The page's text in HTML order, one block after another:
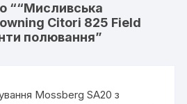
““Мисливська
Citori 825 Field
полювання”
Mossberg SA20 з